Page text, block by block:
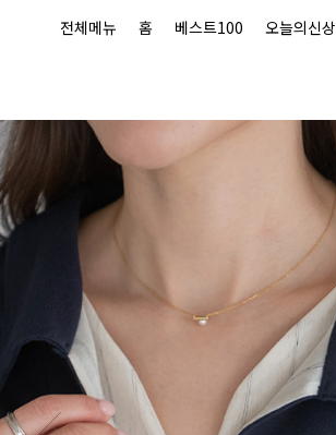
전체메뉴 홈 베스트100 오늘의신상